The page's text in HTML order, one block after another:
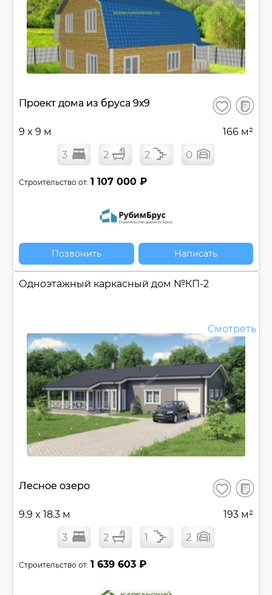
Проект дома из бруса 9х9 Сохранить
В
9 x 9 м 166 м²
3 2 2 0
Строительство от: 1 107 000 ₽
Позвонить Написать
Одноэтажный каркасный дом №КП-2
Смотреть
Лесное озеро Сохранить
В
9.9 x 18.3 м 193 м²
3 2 1 2
Строительство от: 1 639 603 ₽